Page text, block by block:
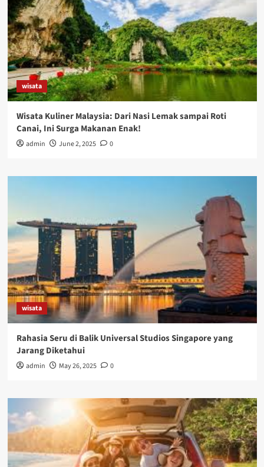
wisata
Wisata Kuliner Malaysia: Dari Nasi Lemak sampai Roti
Canai, Ini Surga Makanan Enak!
admin June 2, 2025 0
wisata
Rahasia Seru di Balik Universal Studios Singapore yang
Jarang Diketahui
admin May 26, 2025 0